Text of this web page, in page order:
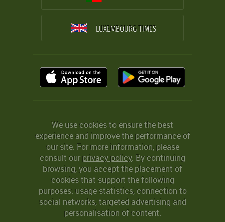
LUXEMBOURG TIMES
We use cookies to ensure the best
experience and improve the performance of
our site. For more information, please
consult ourprivacy policy. By continuing
browsing, you accept the placement of
cookies that support the following
purposes: usage statistics, connection to
social networks, targeted advertising and
personalisation of content.